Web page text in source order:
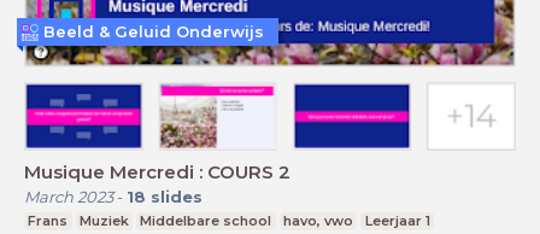
Musique Mercredi : COURS 2
March 2023- 18 slides
Frans Muziek Middelbare school havo, vwo Leerjaar 1
Beeld & Geluid Onderwijs